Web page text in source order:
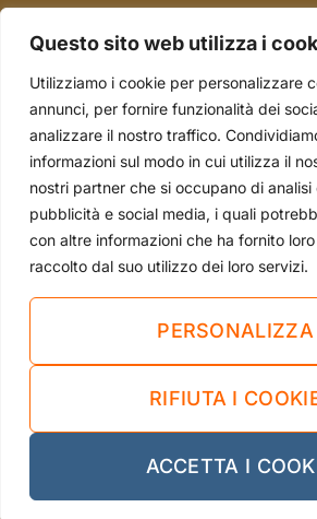
Questo sito web utilizza i
Utilizziamo i cookie per personalizzare
annunci, per fornire funzionalità dei
analizzare il nostro traffico.
informazioni sul modo in cui utilizza il
nostri partner che si occupano di
pubblicità e social media, i quali
con altre informazioni che ha fornito
raccolto dal suo utilizzo dei loro servizi.
PERSONALIZZA
RIFIUTA I
ACCETTA I
Scale e Ponteggi
Occasioni
tel. 051.70.22.15
mail. info@borsari2emme.it
Via Andrea Costa, 4/A - 40013
(BO)
Sei già nostro cliente?
Cookie Policy-Privacy